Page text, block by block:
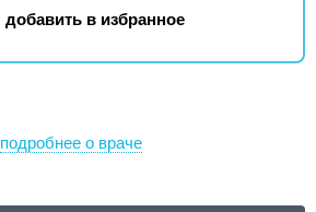
добавить в избранное
подробнее о враче